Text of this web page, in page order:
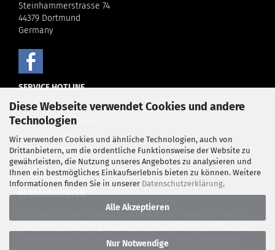
Diese Webseite verwendet Cookies und andere
Technologien
Wir verwenden Cookies und ähnliche Technologien, auch von
Drittanbietern, um die ordentliche Funktionsweise der Website zu
gewährleisten, die Nutzung unseres Angebotes zu analysieren und
Ihnen ein bestmögliches Einkaufserlebnis bieten zu können. Weitere
Informationen finden Sie in unserer Datenschutzerklärung.
Alle Akzeptieren
Nur Notwendige
Steinhammerstrasse 74
44379 Dortmund
Germany
SERVICE HOTLINE
Telefonische Unterstützung und Beratung unter:
+49 (0)231 98538810
Montag-Donnerstag
8.00-16.30 Uhr
Freitag
8.00-15.00 Uhr
VERSANDKOSTEN
Bitte warten Sie immer die seperate Auftragsbestätigung
erhalten diese per Mail umgegend nach Ihrer Bestellung.